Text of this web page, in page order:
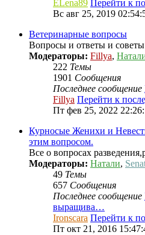
ELena89 Перейти к
Вс авг 25, 2019
Ветеринарные вопросы
Вопросы и ответы и советы
Модераторы: Fillya,
222 Темы
1901 Сообщения
Последнее сообщение
Fillya Перейти к
Пт фев 25, 2022
Курносые Женихи и
этим вопросом.
Все о вопросах
Модераторы: Натали,
49 Темы
657 Сообщения
Последнее сообщение
выращива…
Ironscara Перейти к
Пт окт 21, 2016